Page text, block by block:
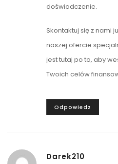
doświadczenie.
Skontaktuj się z nami
naszej ofercie
jest tutaj po to, aby
Twoich celów
Odpowiedz
Darek210